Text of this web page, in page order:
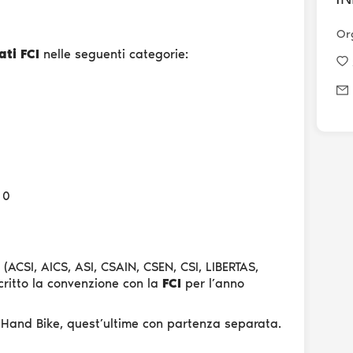
FCI nelle seguenti categorie:
(ACSI, AICS, ASI, CSAIN, CSEN, CSI, LIBERTAS,
la convenzione con la FCI per l’anno
Bike, quest’ultime con partenza separata.